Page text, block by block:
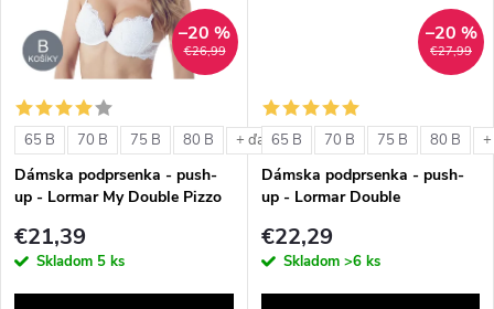
t
o
v
t
o
v
€26,99
–20 %
65 B 70 B 75 B 80 B + ďalšie
Dámska podprsenka - push-
up - Lormar My Double Pizzo
€21,39
Skladom 5 ks
€27,99
–20 %
65 B 70 B 75 B 80 B
Dámska podprsenka - push-
up - Lormar Double
€22,29
Skladom >6 ks